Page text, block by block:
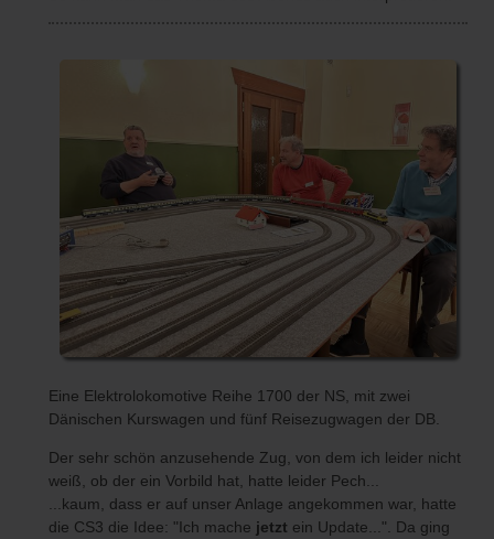
Eine Elektrolokomotive Reihe 1700 der NS, mit zwei
Dänischen Kurswagen und fünf Reisezugwagen der DB.
Der sehr schön anzusehende Zug, von dem ich leider nicht
weiß, ob der ein Vorbild hat, hatte leider Pech...
...kaum, dass er auf unser Anlage angekommen war, hatte
die CS3 die Idee: "Ich mache jetzt ein Update...". Da ging